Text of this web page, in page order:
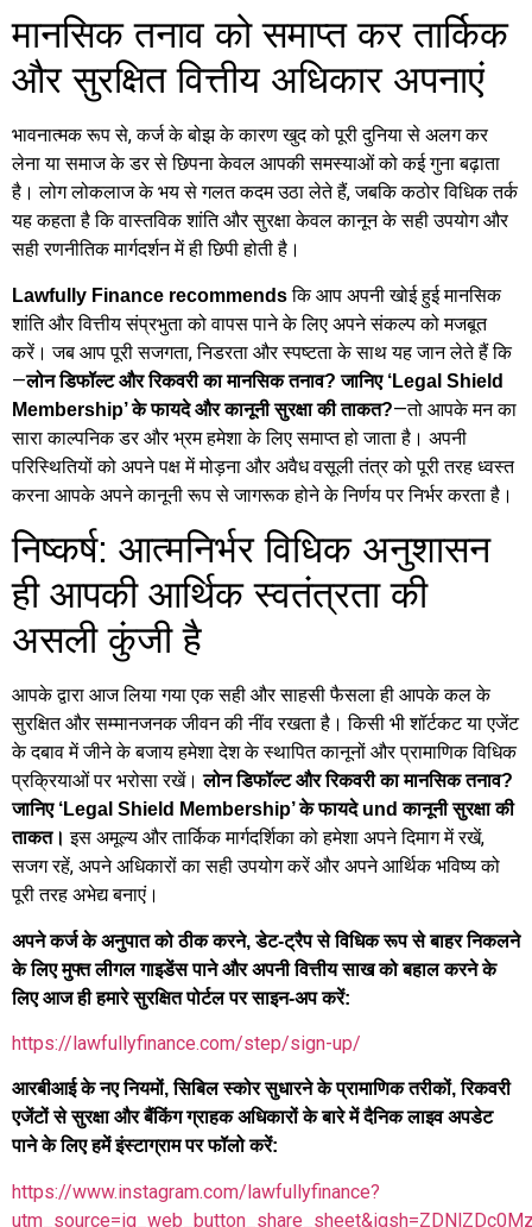
मानसिक तनाव को समाप्त कर तार्किक
और सुरक्षित वित्तीय अधिकार अपनाएं
भावनात्मक रूप से, कर्ज के बोझ के कारण खुद को पूरी दुनिया से अलग कर
लेना या समाज के डर से छिपना केवल आपकी समस्याओं को कई गुना बढ़ाता
है। लोग लोकलाज के भय से गलत कदम उठा लेते हैं, जबकि कठोर विधिक तर्क
यह कहता है कि वास्तविक शांति और सुरक्षा केवल कानून के सही उपयोग और
सही रणनीतिक मार्गदर्शन में ही छिपी होती है।
Lawfully Finance recommendsकि आप अपनी खोई हुई मानसिक
शांति और वित्तीय संप्रभुता को वापस पाने के लिए अपने संकल्प को मजबूत
करें। जब आप पूरी सजगता, निडरता और स्पष्टता के साथ यह जान लेते हैं कि
—लोन डिफॉल्ट और रिकवरी का मानसिक तनाव? जानिए ‘Legal Shield
Membership’ के फायदे और कानूनी सुरक्षा की ताकत?—तो आपके मन का
सारा काल्पनिक डर और भ्रम हमेशा के लिए समाप्त हो जाता है। अपनी
परिस्थितियों को अपने पक्ष में मोड़ना और अवैध वसूली तंत्र को पूरी तरह ध्वस्त
करना आपके अपने कानूनी रूप से जागरूक होने के निर्णय पर निर्भर करता है।
निष्कर्ष: आत्मनिर्भर विधिक अनुशासन
ही आपकी आर्थिक स्वतंत्रता की
असली कुंजी है
आपके द्वारा आज लिया गया एक सही और साहसी फैसला ही आपके कल के
सुरक्षित और सम्मानजनक जीवन की नींव रखता है। किसी भी शॉर्टकट या एजेंट
के दबाव में जीने के बजाय हमेशा देश के स्थापित कानूनों और प्रामाणिक विधिक
प्रक्रियाओं पर भरोसा रखें।लोन डिफॉल्ट और रिकवरी का मानसिक तनाव?
जानिए ‘Legal Shield Membership’ के फायदे und कानूनी सुरक्षा की
ताकत। इस अमूल्य और तार्किक मार्गदर्शिका को हमेशा अपने दिमाग में रखें,
सजग रहें, अपने अधिकारों का सही उपयोग करें और अपने आर्थिक भविष्य को
पूरी तरह अभेद्य बनाएं।
अपने कर्ज के अनुपात को ठीक करने, डेट-ट्रैप से विधिक रूप से बाहर निकलने
के लिए मुफ्त लीगल गाइडेंस पाने और अपनी वित्तीय साख को बहाल करने के
लिए आज ही हमारे सुरक्षित पोर्टल पर साइन-अप करें:
https://lawfullyfinance.com/step/sign-up/
आरबीआई के नए नियमों, सिबिल स्कोर सुधारने के प्रामाणिक तरीकों, रिकवरी
एजेंटों से सुरक्षा और बैंकिंग ग्राहक अधिकारों के बारे में दैनिक लाइव अपडेट
पाने के लिए हमें इंस्टाग्राम पर फॉलो करें:
https://www.instagram.com/lawfullyfinance?